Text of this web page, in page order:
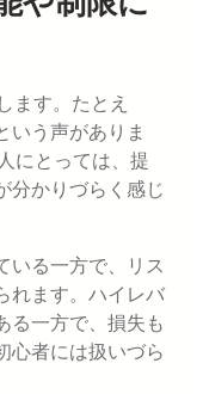
ます。たとえ
いう声がありま
にとっては、提
分かりづらく感じ
いる一方で、リス
れます。ハイレバ
る一方で、損失も
心者には扱いづら